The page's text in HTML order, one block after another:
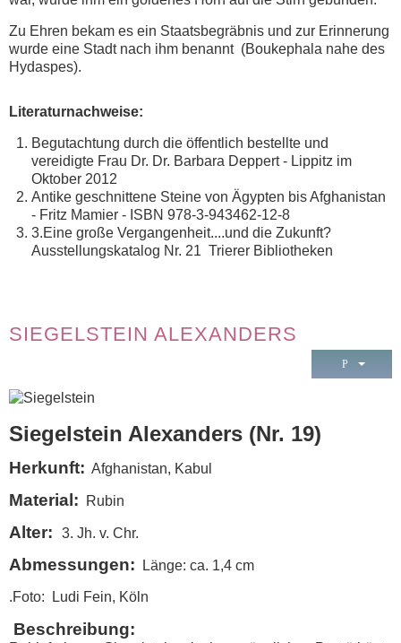
Zu Ehren bekam es ein Staatsbegräbnis und zur Erinnerung
wurde eine Stadt nach ihm benannt (Boukephala nahe des
Hydaspes).
Literaturnachweise:
Begutachtung durch die öffentlich bestellte und
vereidigte Frau Dr. Dr. Barbara Deppert - Lippitz im
Oktober 2012
Antike geschnittene Steine von Ägypten bis Afghanistan
- Fritz Mamier - ISBN 978-3-943462-12-8
3.Eine große Vergangenheit....und die Zukunft?
Ausstellungskatalog Nr. 21 Trierer Bibliotheken
SIEGELSTEIN ALEXANDERS
Siegelstein Alexanders (Nr. 19)
Herkunft: Afghanistan, Kabul
Material: Rubin
Alter: 3. Jh. v. Chr.
Abmessungen: Länge: ca. 1,4 cm
.Foto: Ludi Fein, Köln
Beschreibung: